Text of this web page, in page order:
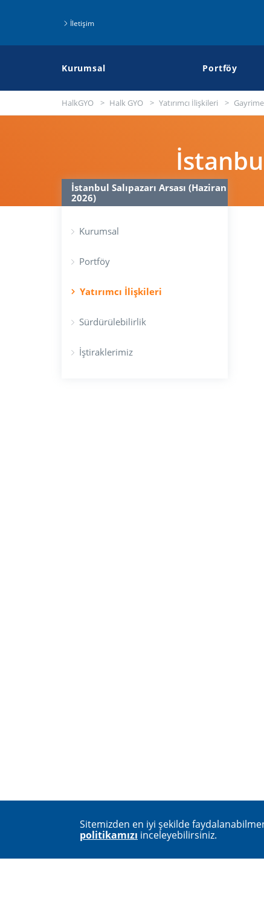
İletişim
Kurumsal Portföy
HalkGYO Halk GYO Yatırımcı İlişkileri
İstanbul Salıpazarı Arsası (Haziran
2026)
Kurumsal
Portföy
Yatırımcı İlişkileri
Sürdürülebilirlik
İştiraklerimiz
Sitemizden en iyi şekilde
politikamızı inceleyebilirsiniz.